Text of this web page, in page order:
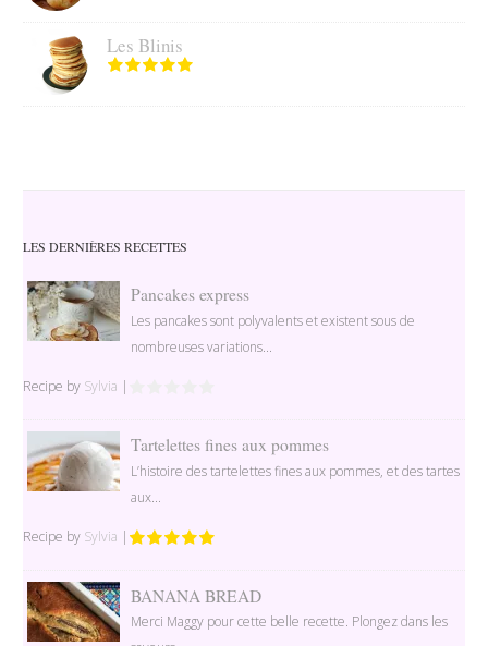
Les Blinis
LES DERNIÈRES RECETTES
Pancakes express
Les pancakes sont polyvalents et existent sous de
nombreuses variations...
Recipe by Sylvia |
Tartelettes fines aux pommes
L’histoire des tartelettes fines aux pommes, et des tartes
aux...
Recipe by Sylvia |
BANANA BREAD
Merci Maggy pour cette belle recette. Plongez dans les